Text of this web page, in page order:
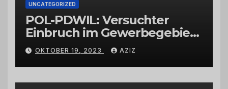
UNCATEGORIZED
POL-PDWIL: Versuchter
Einbruch im Gewerbegebiet
Wittlich
OKTOBER 19, 2023 AZIZ